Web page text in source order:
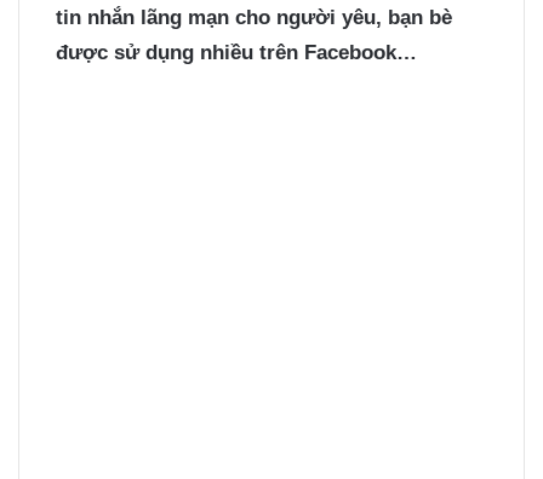
tin nhắn lãng mạn cho người yêu, bạn bè
được sử dụng nhiều trên Facebook…